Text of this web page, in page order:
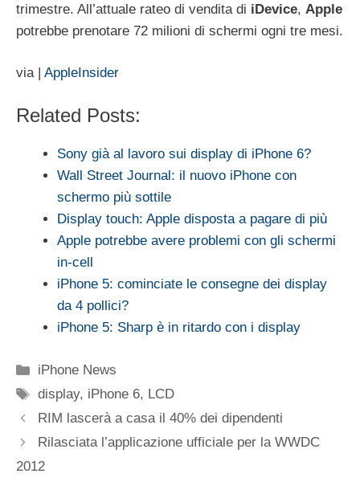
trimestre. All’attuale rateo di vendita di iDevice, Apple
potrebbe prenotare 72 milioni di schermi ogni tre mesi.
via | AppleInsider
Related Posts:
Sony già al lavoro sui display di iPhone 6?
Wall Street Journal: il nuovo iPhone con
schermo più sottile
Display touch: Apple disposta a pagare di più
Apple potrebbe avere problemi con gli schermi
in-cell
iPhone 5: cominciate le consegne dei display
da 4 pollici?
iPhone 5: Sharp è in ritardo con i display
Categorie
iPhone News
Tag
display, iPhone 6, LCD
RIM lascerà a casa il 40% dei dipendenti
Rilasciata l’applicazione ufficiale per la WWDC
2012